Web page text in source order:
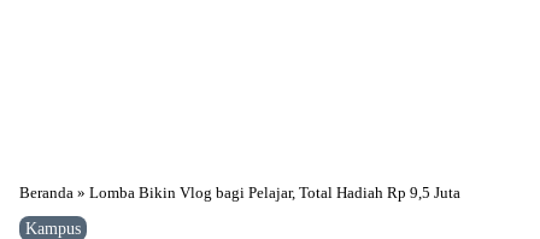
Beranda » Lomba Bikin Vlog bagi Pelajar, Total Hadiah Rp 9,5 Juta
Kampus